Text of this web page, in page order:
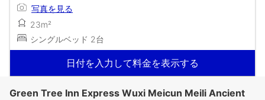
写真を見る
23m²
シングルベッド 2台
日付を入力して料金を表示する
Green Tree Inn Express Wuxi Meicun Meili Ancient